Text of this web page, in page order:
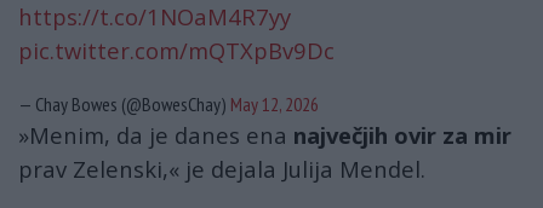
https://t.co/1NOaM4R7yy
pic.twitter.com/mQTXpBv9Dc
— Chay Bowes (@BowesChay) May 12, 2026
»Menim, da je danes ena največjih ovir za mir
prav Zelenski,« je dejala Julija Mendel.